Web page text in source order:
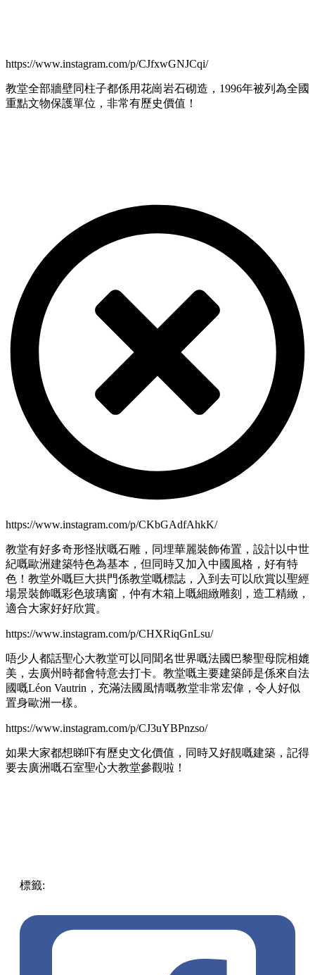
https://www.instagram.com/p/CJfxwGNJCqi/
教堂全部牆壁同柱子都係用花崗岩石砌造，1996年被列為全國
重點文物保護單位，非常有歷史價值！
https://www.instagram.com/p/CKbGAdfAhkK/
教堂有好多奇形怪狀嘅石雕，同埋華麗裝飾佈置，設計以中世
紀嘅歐洲建築特色為基本，但同時又加入中國風格，好有特
色！教堂外嘅巨大拱門係教堂嘅標誌，入到去可以欣賞以聖經
場景裝飾嘅彩色玻璃窗，仲有木箱上嘅細緻雕刻，造工精緻，
適合大家好好欣賞。
https://www.instagram.com/p/CHXRiqGnLsu/
唔少人都話聖心大教堂可以同聞名世界嘅法國巴黎聖母院相媲
美，去廣州時都會特意去打卡。教堂嘅主要建築師是係來自法
國嘅Léon Vautrin，充滿法國風情嘅教堂非常宏偉，令人好似
置身歐洲一樣。
https://www.instagram.com/p/CJ3uYBPnzso/
如果大家都想睇吓有歷史文化價值，同時又好靚嘅建築，記得
要去廣洲嘅石室聖心大教堂參觀啦！
標籤: